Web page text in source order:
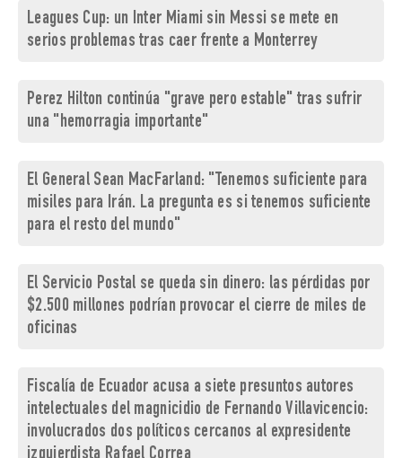
Leagues Cup: un Inter Miami sin Messi se mete en
serios problemas tras caer frente a Monterrey
Perez Hilton continúa "grave pero estable" tras sufrir
una "hemorragia importante"
El General Sean MacFarland: "Tenemos suficiente para
misiles para Irán. La pregunta es si tenemos suficiente
para el resto del mundo"
El Servicio Postal se queda sin dinero: las pérdidas por
$2.500 millones podrían provocar el cierre de miles de
oficinas
Fiscalía de Ecuador acusa a siete presuntos autores
intelectuales del magnicidio de Fernando Villavicencio:
involucrados dos políticos cercanos al expresidente